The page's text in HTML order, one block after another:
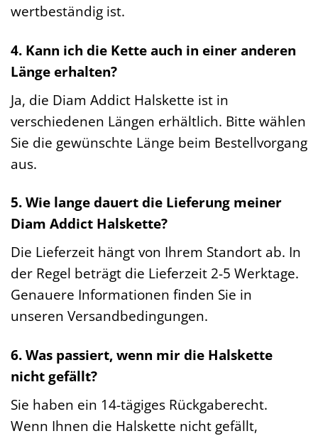
wertbeständig ist.
4. Kann ich die Kette auch in einer anderen
Länge erhalten?
Ja, die Diam Addict Halskette ist in
verschiedenen Längen erhältlich. Bitte wählen
Sie die gewünschte Länge beim Bestellvorgang
aus.
5. Wie lange dauert die Lieferung meiner
Diam Addict Halskette?
Die Lieferzeit hängt von Ihrem Standort ab. In
der Regel beträgt die Lieferzeit 2-5 Werktage.
Genauere Informationen finden Sie in
unseren Versandbedingungen.
6. Was passiert, wenn mir die Halskette
nicht gefällt?
Sie haben ein 14-tägiges Rückgaberecht.
Wenn Ihnen die Halskette nicht gefällt,